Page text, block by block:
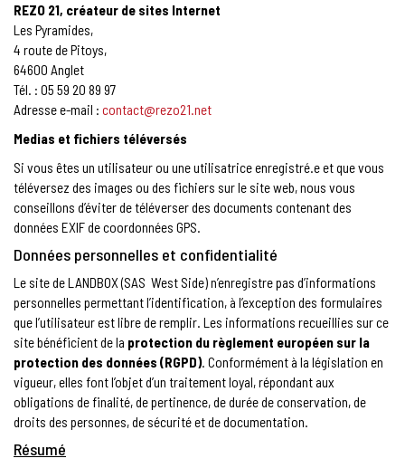
REZO 21, créateur de sites Internet
Les Pyramides,
4 route de Pitoys,
64600 Anglet
Tél. : 05 59 20 89 97
Adresse e-mail : contact@rezo21.net
Medias et fichiers téléversés
Si vous êtes un utilisateur ou une utilisatrice enregistré.e et que vous
téléversez des images ou des fichiers sur le site web, nous vous
conseillons d’éviter de téléverser des documents contenant des
données EXIF de coordonnées GPS.
Données personnelles et confidentialité
Le site de LANDBOX (SAS West Side) n’enregistre pas d’informations
personnelles permettant l’identification, à l’exception des formulaires
que l’utilisateur est libre de remplir. Les informations recueillies sur ce
site bénéficient de la protection du règlement européen sur la
protection des données (RGPD). Conformément à la législation en
vigueur, elles font l’objet d’un traitement loyal, répondant aux
obligations de finalité, de pertinence, de durée de conservation, de
droits des personnes, de sécurité et de documentation.
Résumé